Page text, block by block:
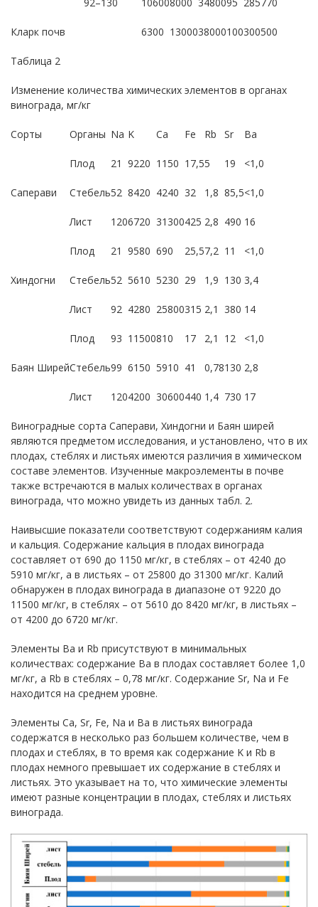
Кларк почв 6300 1300038000100300500
Таблица 2
Изменение количества химических элементов в органах
винограда, мг/кг
Сорты Органы Na K Ca Fe Rb Sr Ba
Саперави
Плод 21 9220 1150 17,55 19 <1,0
Стебель52 8420 4240 32 1,8 85,5<1,0
Лист 1206720 31300425 2,8 490 16
Хиндогни
Плод 21 9580 690 25,57,2 11 <1,0
Стебель52 5610 5230 29 1,9 130 3,4
Лист 92 4280 25800315 2,1 380 14
Баян Ширей
Плод 93 11500810 17 2,1 12 <1,0
Стебель99 6150 5910 41 0,78130 2,8
Лист 1204200 30600440 1,4 730 17
Виноградные сорта Саперави, Хиндогни и Баян ширей
являются предметом исследования, и установлено, что в их
плодах, стеблях и листьях имеются различия в химическом
составе элементов. Изученные макроэлементы в почве
также встречаются в малых количествах в органах
винограда, что можно увидеть из данных табл. 2.
Наивысшие показатели соответствуют содержаниям калия
и кальция. Содержание кальция в плодах винограда
составляет от 690 до 1150 мг/кг, в стеблях – от 4240 до
5910 мг/кг, а в листьях – от 25800 до 31300 мг/кг. Калий
обнаружен в плодах винограда в диапазоне от 9220 до
11500 мг/кг, в стеблях – от 5610 до 8420 мг/кг, в листьях –
от 4200 до 6720 мг/кг.
Элементы Ba и Rb присутствуют в минимальных
количествах: содержание Ba в плодах составляет более 1,0
мг/кг, а Rb в стеблях – 0,78 мг/кг. Содержание Sr, Na и Fe
находится на среднем уровне.
Элементы Ca, Sr, Fe, Na и Ba в листьях винограда
содержатся в несколько раз большем количестве, чем в
плодах и стеблях, в то время как содержание K и Rb в
плодах немного превышает их содержание в стеблях и
листьях. Это указывает на то, что химические элементы
имеют разные концентрации в плодах, стеблях и листьях
винограда.